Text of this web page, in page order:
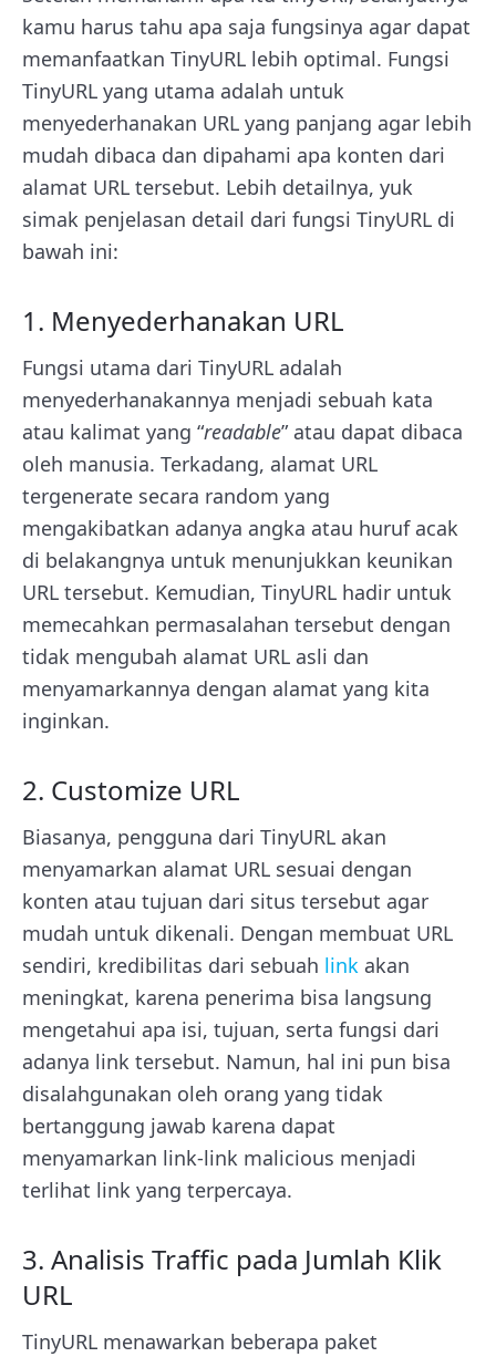
kamu harus tahu apa saja fungsinya agar dapat
memanfaatkan TinyURL lebih optimal. Fungsi
TinyURL yang utama adalah untuk
menyederhanakan URL yang panjang agar lebih
mudah dibaca dan dipahami apa konten dari
alamat URL tersebut. Lebih detailnya, yuk
simak penjelasan detail dari fungsi TinyURL di
bawah ini:
1. Menyederhanakan URL
Fungsi utama dari TinyURL adalah
menyederhanakannya menjadi sebuah kata
atau kalimat yang “readable” atau dapat dibaca
oleh manusia. Terkadang, alamat URL
tergenerate secara random yang
mengakibatkan adanya angka atau huruf acak
di belakangnya untuk menunjukkan keunikan
URL tersebut. Kemudian, TinyURL hadir untuk
memecahkan permasalahan tersebut dengan
tidak mengubah alamat URL asli dan
menyamarkannya dengan alamat yang kita
inginkan.
2. Customize URL
Biasanya, pengguna dari TinyURL akan
menyamarkan alamat URL sesuai dengan
konten atau tujuan dari situs tersebut agar
mudah untuk dikenali. Dengan membuat URL
sendiri, kredibilitas dari sebuah link akan
meningkat, karena penerima bisa langsung
mengetahui apa isi, tujuan, serta fungsi dari
adanya link tersebut. Namun, hal ini pun bisa
disalahgunakan oleh orang yang tidak
bertanggung jawab karena dapat
menyamarkan link-link malicious menjadi
terlihat link yang terpercaya.
3. Analisis Traffic pada Jumlah Klik
URL
TinyURL menawarkan beberapa paket